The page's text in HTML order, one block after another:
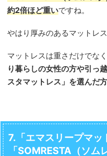
約2倍ほど重いですね。
やはり厚みのあるマットレス
マットレスは重さだけでな
り暮らしの女性の方や引っ
スタマットレス」を選んだ
7.「エマスリープマッ
「SOMRESTA（ソム